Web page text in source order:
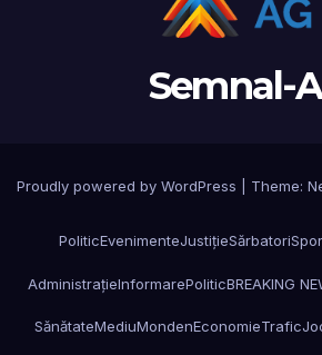
Semnal-
Proudly powered by WordPress Theme:
PoliticEvenimenteJustițieSărbatori
AdministrațieInformarePoliticBREAKING
SănătateMediuMondenEconomieTrafic